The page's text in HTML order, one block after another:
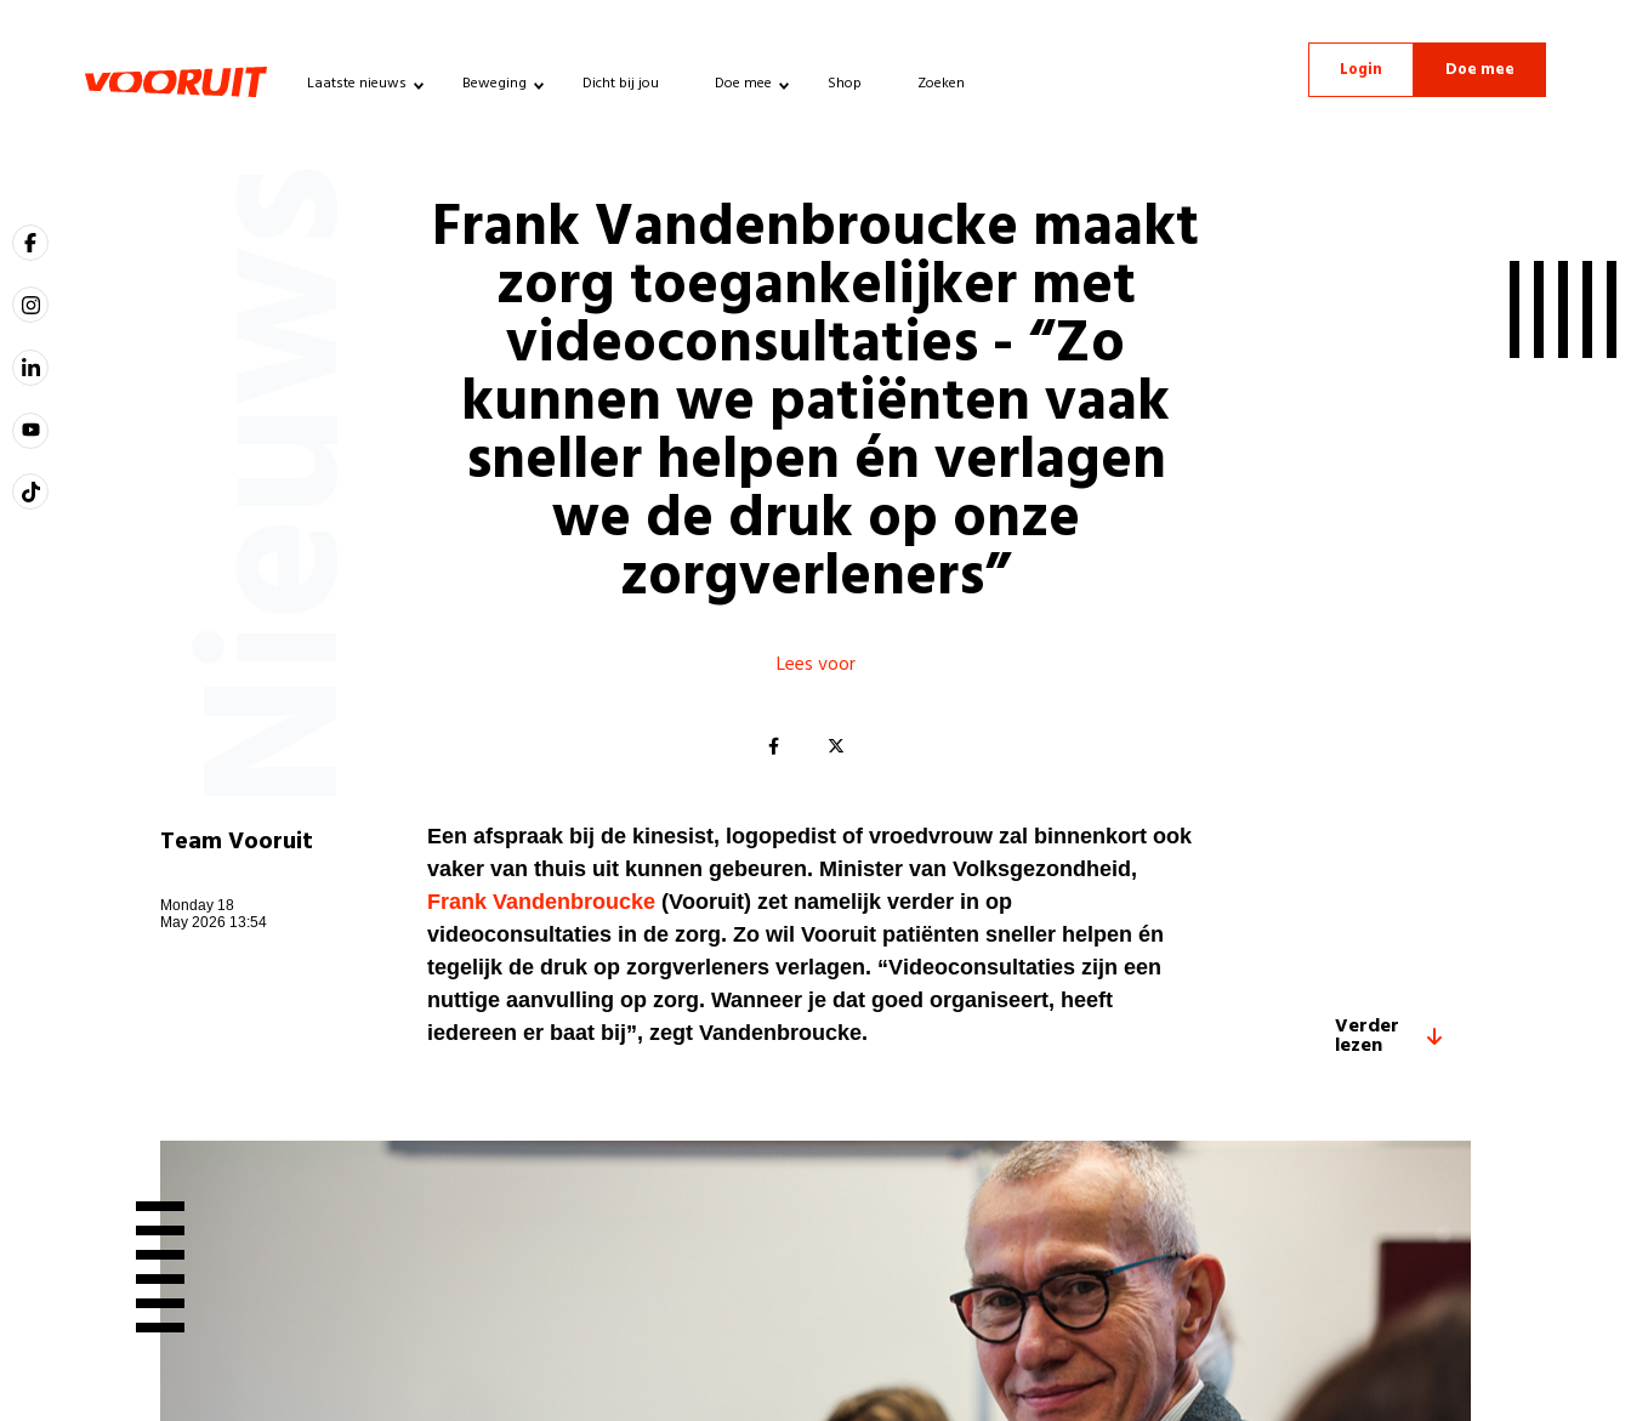
Laatste nieuws Beweging Dicht bij jou Doe mee Shop Zoeken
Login Doe mee
Frank Vandenbroucke maakt
zorg toegankelijker met
videoconsultaties - “Zo
kunnen we patiënten vaak
sneller helpen én verlagen
we de druk op onze
zorgverleners”
Lees voor
Team Vooruit
Monday 18
May 2026 13:54
Een afspraak bij de kinesist, logopedist of vroedvrouw zal binnenkort ook
vaker van thuis uit kunnen gebeuren. Minister van Volksgezondheid,
Frank Vandenbroucke(Vooruit) zet namelijk verder in op
videoconsultaties in de zorg. Zo wil Vooruit patiënten sneller helpen én
tegelijk de druk op zorgverleners verlagen. “Videoconsultaties zijn een
nuttige aanvulling op zorg. Wanneer je dat goed organiseert, heeft
iedereen er baat bij”, zegt Vandenbroucke.
Verder
lezen